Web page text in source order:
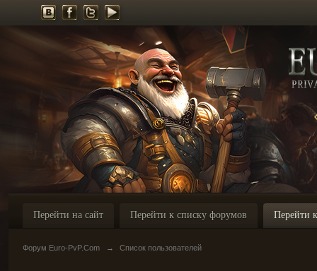
Перейти на сайт Перейти к списку форумов Перейти
Форум Euro-PvP.Com → Список пользователей